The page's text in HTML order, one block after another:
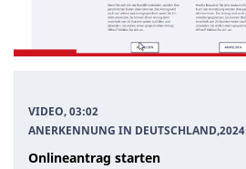
VIDEO, 03:02
ANERKENNUNG IN DEUTSCHLAND,2024
Onlineantrag starten